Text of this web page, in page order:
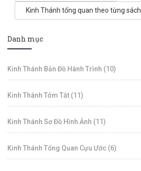
Kinh Thánh tổng quan theo từng sách
Danh mục
Kinh Thánh Bản Đồ Hành Trình (10)
Kinh Thánh Tóm Tắt (11)
Kinh Thánh Sơ Đồ Hình Ảnh (11)
Kinh Thánh Tổng Quan Cựu Ước (6)